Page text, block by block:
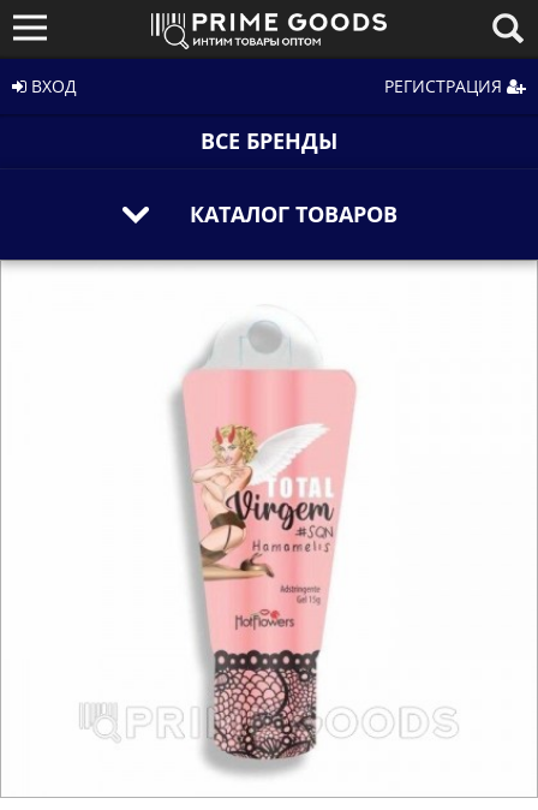
ВХОД РЕГИСТРАЦИЯ
ВСЕ БРЕНДЫ
КАТАЛОГ ТОВАРОВ